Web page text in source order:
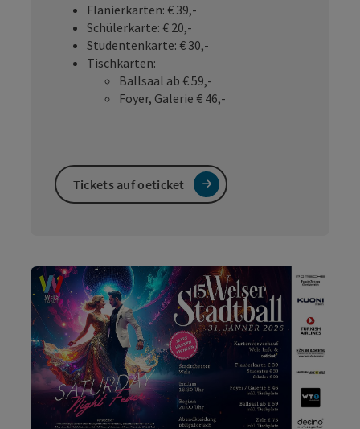
Flanierkarten: € 39,-
Schülerkarte: € 20,-
Studentenkarte: € 30,-
Tischkarten:
Ballsaal ab € 59,-
Foyer, Galerie € 46,-
Tickets auf oeticket